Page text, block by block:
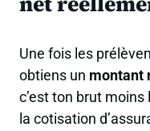
Une fois les
obtiens un montant
c’est ton brut
la cotisation